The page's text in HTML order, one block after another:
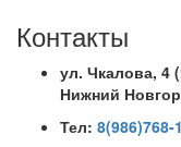
Контакты
ул. Чкалова, 4
Нижний
Тел: 8(986)768-